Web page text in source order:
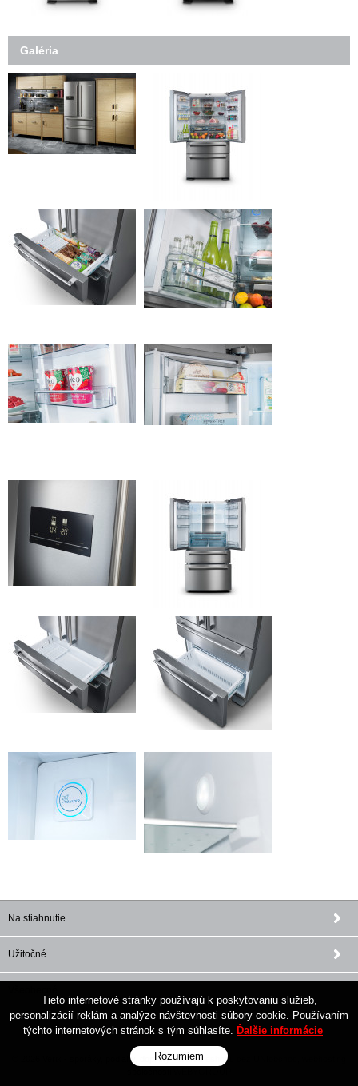
Galéria
Na stiahnutie
Užitočné
© 2026 Verix - sporáky, podlahy, doplnky •tvorba eshopu cez UNIobchod
Tieto internetové stránky používajú k poskytovaniu služieb,
personalizácií reklám a analýze návštevnosti súbory cookie. Používaním
týchto internetových stránok s tým súhlasíte. Ďalšie informácie
Rozumiem